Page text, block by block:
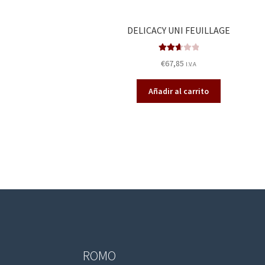
DELICACY UNI FEUILLAGE
do en
2.71de
5
€67,85 I.V.A
Añadir al carrito
ROMO